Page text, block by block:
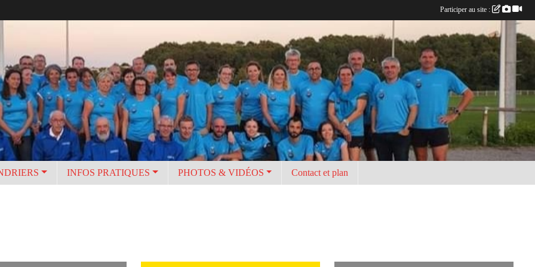
INFOS PRATIQUES PHOTOS & VIDÉOS Contact et plan
Participer au site :